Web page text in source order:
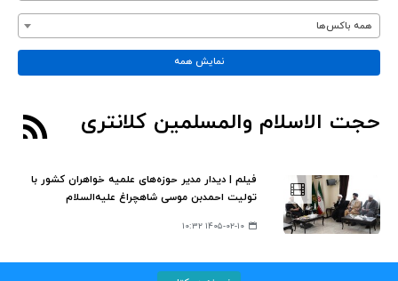
حجت الاسلام والمسلمین کلانتری
فیلم | دیدار مدیر حوزه‌های علمیه خواهران کشور با
تولیت احمدبن موسی شاهچراغ‌ علیه‌السلام
۱۴۰۵-۰۲-۱۰ ۱۰:۳۲
همه باکس‌ها
نمایش همه